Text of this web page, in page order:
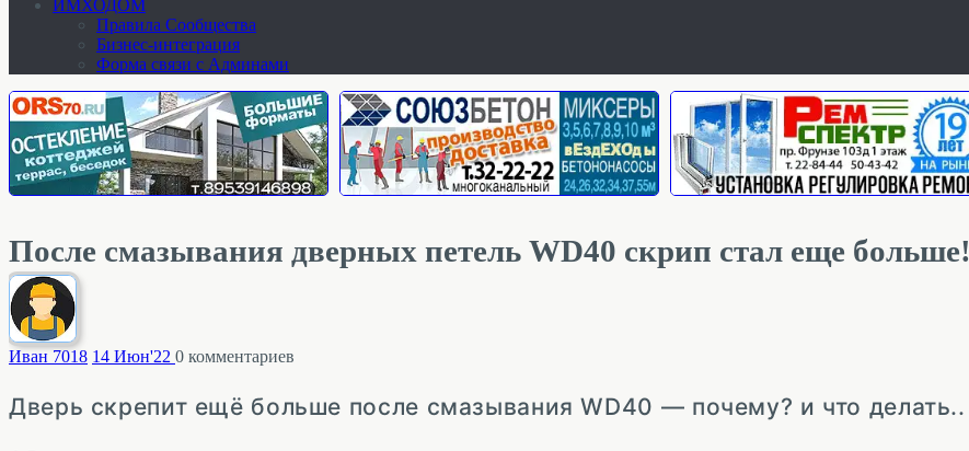
ИМХОДОМ
Правила Сообщества
Бизнес-интеграция
Форма связи с Админами
После смазывания дверных петель WD40 скрип стал еще больше!
Иван 7018 14 Июн'22 0 комментариев
Дверь скрепит ещё больше после смазывания WD40 — почему? и что делать..